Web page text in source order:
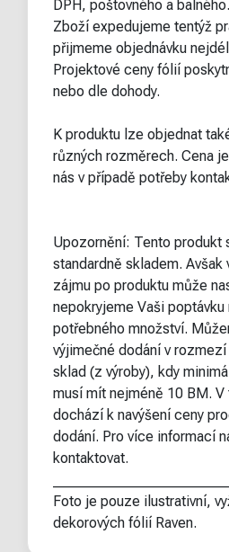
DPH, poštovného a balného.
Zboží expedujeme tentýž
přijmeme objednávku
Projektové ceny fólií
nebo dle dohody.
K produktu lze objednat
různých rozměrech. Cena
nás v případě potřeby
Upozornění: Tento produkt
standardně skladem. Avšak
zájmu po produktu může
nepokryjeme Vaši poptávku
potřebného množství.
výjimečné dodání v
sklad (z výroby), kdy
musí mít nejméně 10 BM.
dochází k navýšení ceny
dodání. Pro více informací
kontaktovat.
Foto je pouze ilustrativní,
dekorových fólií Raven.